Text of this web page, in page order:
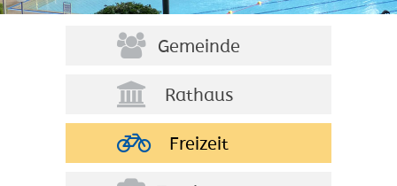
Gemeinde
Rathaus
Freizeit